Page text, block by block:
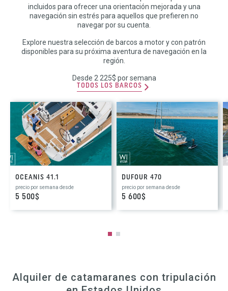
incluidos para ofrecer una orientación mejorada y una
navegación sin estrés para aquellos que prefieren no
navegar por su cuenta.
Explore nuestra selección de barcos a motor y con patrón
disponibles para su próxima aventura de navegación en la
región.
Desde 2 225$ por semana
TODOS LOS BARCOS
OCEANIS 41.1
precio por semana desde
5 500$
DUFOUR 470
precio por semana desde
5 600$
Alquiler de catamaranes con tripulación